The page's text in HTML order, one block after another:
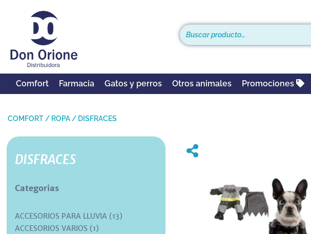
Comfort Farmacia Gatos y perros Otros animales Promociones
COMFORT / ROPA / DISFRACES
DISFRACES
Categorias
ACCESORIOS PARA LLUVIA (13)
ACCESORIOS VARIOS (1)